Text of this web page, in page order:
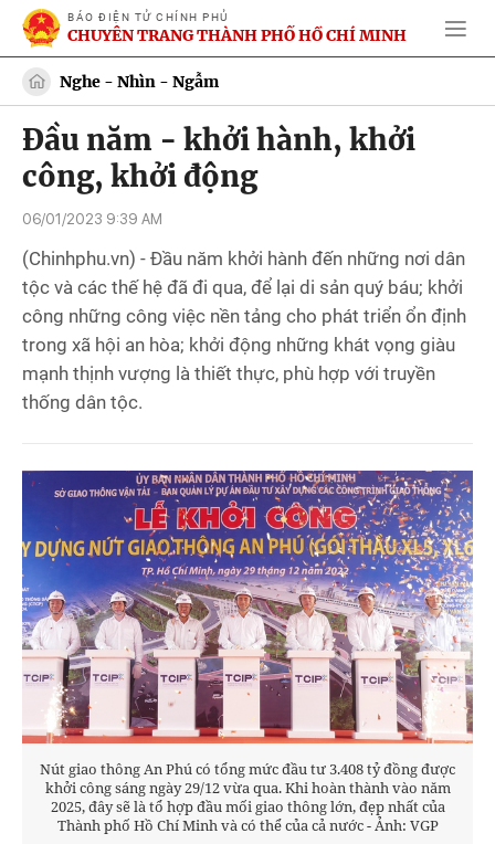
BÁO ĐIỆN TỬ CHÍNH PHỦ
CHUYÊN TRANG THÀNH PHỐ HỒ CHÍ MINH
Nghe - Nhìn - Ngẫm
Đầu năm - khởi hành, khởi
công, khởi động
06/01/2023 9:39 AM
(Chinhphu.vn) - Đầu năm khởi hành đến những nơi dân
tộc và các thế hệ đã đi qua, để lại di sản quý báu; khởi
công những công việc nền tảng cho phát triển ổn định
trong xã hội an hòa; khởi động những khát vọng giàu
mạnh thịnh vượng là thiết thực, phù hợp với truyền
thống dân tộc.
Nút giao thông An Phú có tổng mức đầu tư 3.408 tỷ đồng được
khởi công sáng ngày 29/12 vừa qua. Khi hoàn thành vào năm
2025, đây sẽ là tổ hợp đầu mối giao thông lớn, đẹp nhất của
Thành phố Hồ Chí Minh và có thể của cả nước - Ảnh: VGP